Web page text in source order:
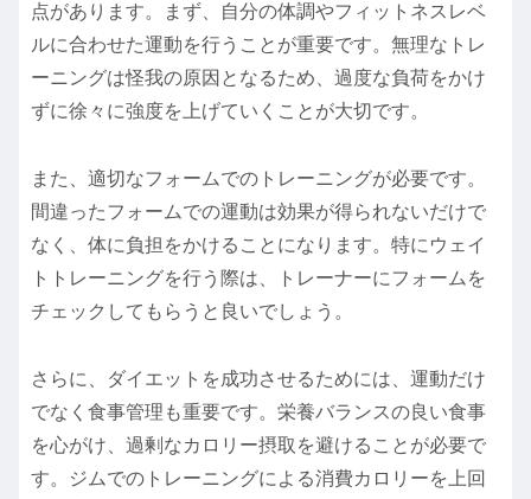
点があります。まず、自分の体調やフィットネスレベ
ルに合わせた運動を行うことが重要です。無理なトレ
ーニングは怪我の原因となるため、過度な負荷をかけ
ずに徐々に強度を上げていくことが大切です。
また、適切なフォームでのトレーニングが必要です。
間違ったフォームでの運動は効果が得られないだけで
なく、体に負担をかけることになります。特にウェイ
トトレーニングを行う際は、トレーナーにフォームを
チェックしてもらうと良いでしょう。
さらに、ダイエットを成功させるためには、運動だけ
でなく食事管理も重要です。栄養バランスの良い食事
を心がけ、過剰なカロリー摂取を避けることが必要で
す。ジムでのトレーニングによる消費カロリーを上回